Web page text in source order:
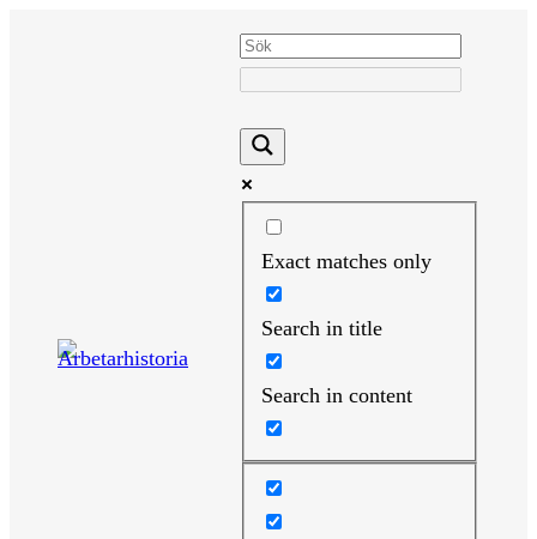
Exact matches only
Search in title
Search in content